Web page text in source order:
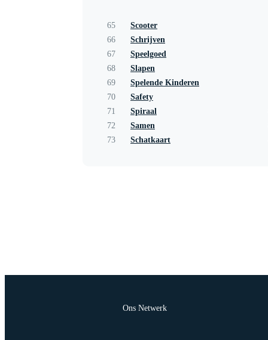
65
Scooter
66
Schrijven
67
Speelgoed
68
Slapen
69
Spelende Kinderen
70
Safety
71
Spiraal
72
Samen
73
Schatkaart
Ons Netwerk